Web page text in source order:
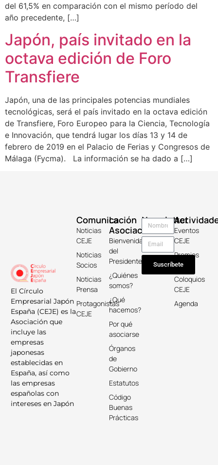
del 61,5% en comparación con el mismo período del
año precedente, […]
Japón, país invitado en la
octava edición de Foro
Transfiere
Japón, una de las principales potencias mundiales
tecnológicas, será el país invitado en la octava edición
de Transfiere, Foro Europeo para la Ciencia, Tecnología
e Innovación, que tendrá lugar los días 13 y 14 de
febrero de 2019 en el Palacio de Ferias y Congresos de
Málaga (Fycma). La información se ha dado a […]
El Círculo
Empresarial Japón
España (CEJE) es la
Asociación que
incluye las
empresas
japonesas
establecidas en
España, así como
las empresas
españolas con
intereses en Japón
La
Asociación
Bienvenida
del
Presidente
¿Quiénes
somos?
¿Qué
hacemos?
Por qué
asociarse
Órganos
de
Gobierno
Estatutos
Código
Buenas
Prácticas
Comunicación
Noticias
CEJE
Noticias
Socios
Noticias
Prensa
Protagonistas
CEJE
Eventos
CEJE
Premios
Keicho
Coloquios
CEJE
Agenda
Newsletter
Suscríbete